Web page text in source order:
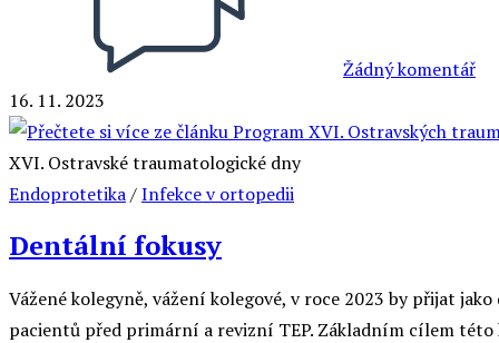
Žádný komentář
16. 11. 2023
XVI. Ostravské traumatologické dny
Endoprotetika/Infekce v ortopedii
Dentální fokusy
Vážené kolegyně, vážení kolegové, v roce 2023 by přijat
pacientů před primární a revizní TEP. Základním cílem